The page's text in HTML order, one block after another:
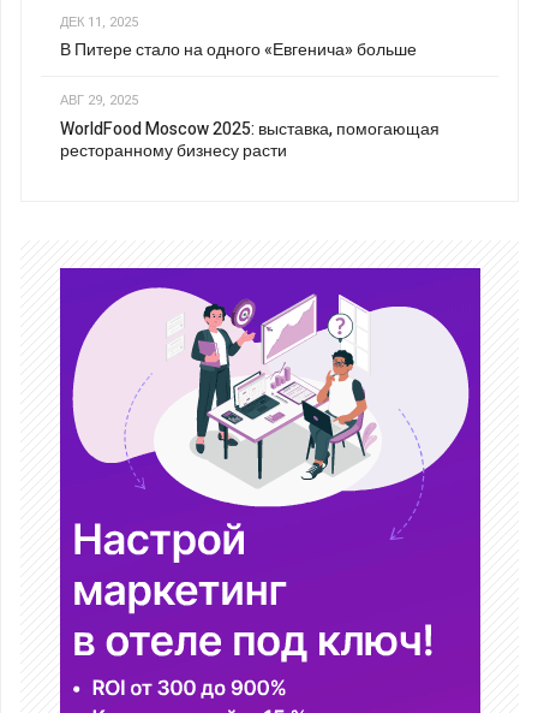
ДЕК 11, 2025
В Питере стало на одного «Евгенича» больше
АВГ 29, 2025
WorldFood Moscow 2025: выставка, помогающая
ресторанному бизнесу расти